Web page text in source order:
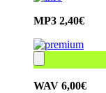
MP3 2,40€
WAV 6,00€